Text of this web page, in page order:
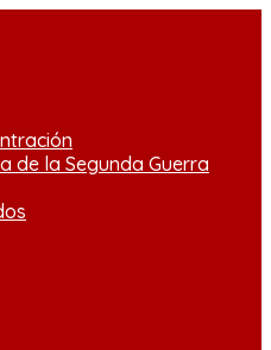
de la Segunda Guerra